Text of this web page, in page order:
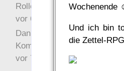
Wochenende
Und ich bin
die Zettel-
Rollenspielrunde
vor 6 Jahre 10 Wochen
Danke für Deinen
Kommentar!
vor 7 Jahre 22 Wochen